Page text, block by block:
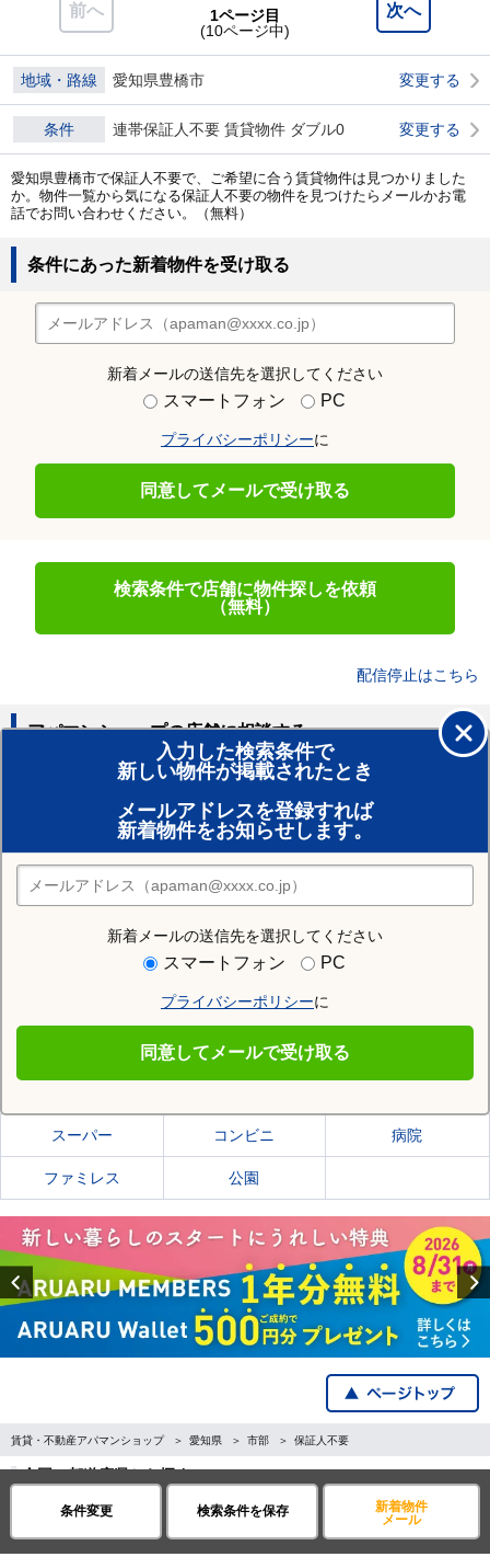
条件変更 検索条件を保存
新着物件
メール
前へ 次へ
1ページ目
(10ページ中)
地域・路線 愛知県豊橋市 変更する
条件 連帯保証人不要 賃貸物件 ダブル0 変更する
愛知県豊橋市で保証人不要で、ご希望に合う賃貸物件は見つかりました
か。物件一覧から気になる保証人不要の物件を見つけたらメールかお電
話でお問い合わせください。（無料）
条件にあった新着物件を受け取る
新着メールの送信先を選択してください
スマートフォン PC
プライバシーポリシーに
同意してメールで受け取る
検索条件で店舗に物件探しを依頼
（無料）
配信停止はこちら
入力した検索条件で
新しい物件が掲載されたとき
メールアドレスを登録すれば
新着物件をお知らせします。
新着メールの送信先を選択してください
スマートフォン PC
プライバシーポリシーに
同意してメールで受け取る
アパマンショップの店舗に相談する
賃貸のプロがお部屋探し！
おまかせ物件リクエスト
住みたい街の店舗を探す
店舗検索
住む街研究所で豊橋市の情報を見る
豊橋市の施設一覧
スーパー コンビニ 病院
ファミレス 公園
Previous
賃貸・不動産アパマンショップ 愛知県 市部 保証人不要
全国の都道府県から探す
サイトポリシー